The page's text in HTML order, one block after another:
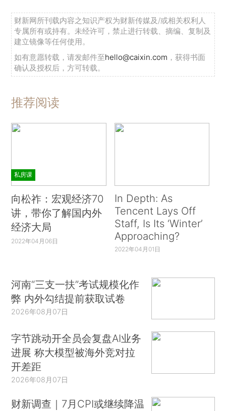
财新网所刊载内容之知识产权为财新传媒及/或相关权利人
专属所有或持有。未经许可，禁止进行转载、摘编、复制及
建立镜像等任何使用。
如有意愿转载，请发邮件至hello@caixin.com ，获得书面
确认及授权后，方可转载。
推荐阅读
私房课
向松祚：宏观经济70
讲，带你了解国内外
经济大局
2022年04月06日
In Depth: As
Tencent Lays Off
Staff, Is Its ‘Winter’
Approaching?
2022年04月01日
河南“三支一扶”考试规模化作
弊 内外勾结提前获取试卷
2026年08月07日
字节跳动开全员会复盘AI业务
进展 称大模型被海外竞对拉
开差距
2026年08月07日
财新调查｜7月CPI或继续降温